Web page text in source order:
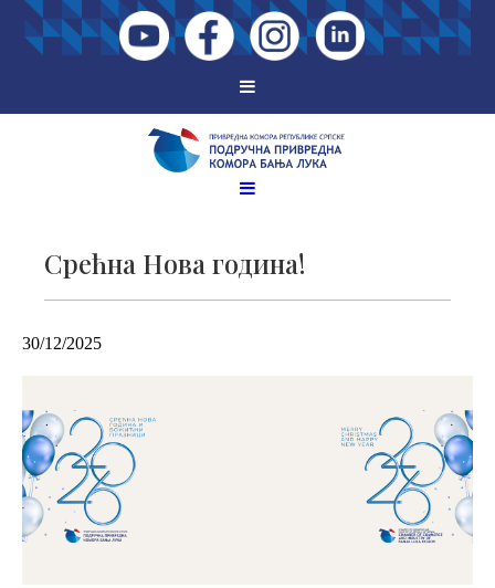
Срећна Нова година!
30/12/2025